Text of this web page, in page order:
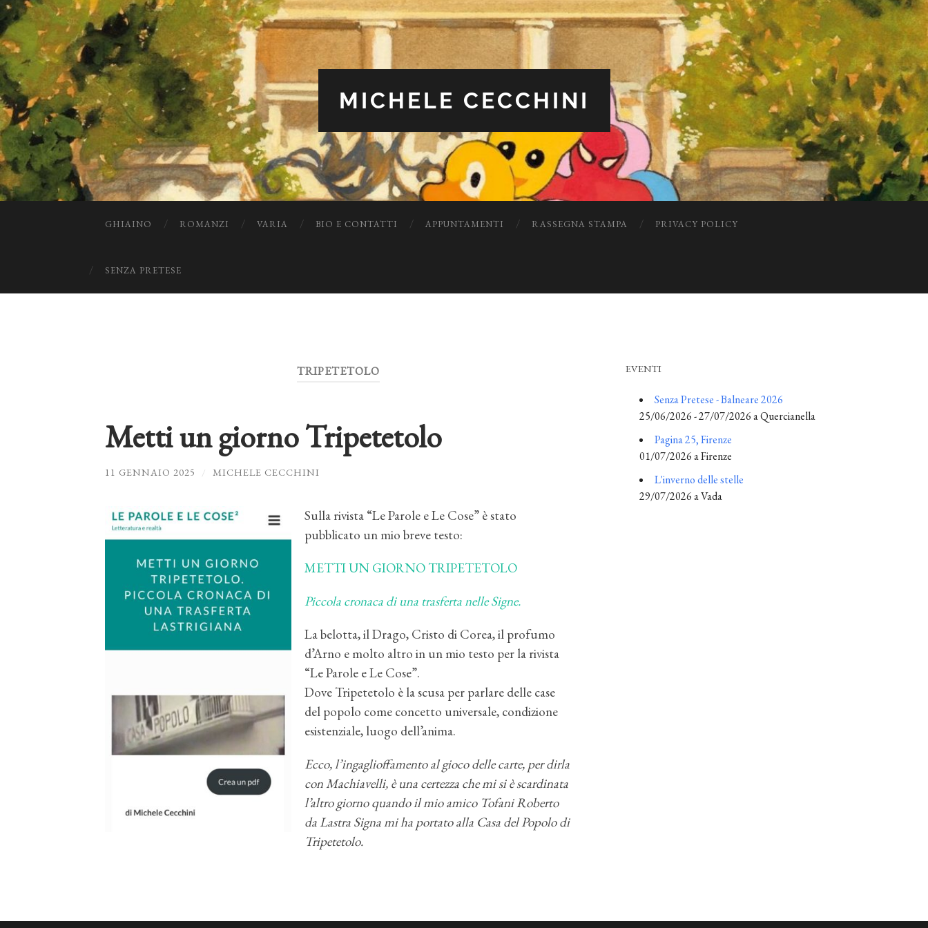
MICHELE CECCHINI
GHIAINO ROMANZI VARIA BIO E CONTATTI APPUNTAMENTI RASSEGNA STAMPA PRIVACY POLICY
SENZA PRETESE
TRIPETETOLO
Metti un giorno Tripetetolo
11 GENNAIO 2025 / MICHELE CECCHINI
Sulla rivista “Le Parole e Le Cose” è stato
pubblicato un mio breve testo:
METTI UN GIORNO TRIPETETOLO
Piccola cronaca di una trasferta nelle Signe.
La belotta, il Drago, Cristo di Corea, il profumo
d’Arno e molto altro in un mio testo per la rivista
“Le Parole e Le Cose”.
Dove Tripetetolo è la scusa per parlare delle case
del popolo come concetto universale, condizione
esistenziale, luogo dell’anima.
Ecco, l’ingaglioffamento al gioco delle carte, per dirla
con Machiavelli, è una certezza che mi si è scardinata
l’altro giorno quando il mio amico Tofani Roberto
da Lastra Signa mi ha portato alla Casa del Popolo di
Tripetetolo.
EVENTI
Senza Pretese - Balneare 2026
25/06/2026 - 27/07/2026 a Quercianella
Pagina 25, Firenze
01/07/2026 a Firenze
L'inverno delle stelle
29/07/2026 a Vada